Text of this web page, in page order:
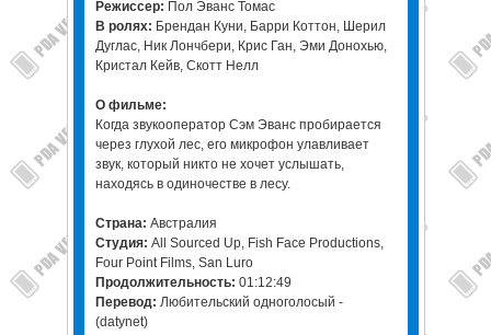
Режиссер: Пол Эванс Томас
В ролях: Брендан Куни, Барри Коттон, Шерил
Дуглас, Ник Лончбери, Крис Ган, Эми Донохью,
Кристал Кейв, Скотт Нелл
О фильме:
Когда звукооператор Сэм Эванс пробирается
через глухой лес, его микрофон улавливает
звук, который никто не хочет услышать,
находясь в одиночестве в лесу.
Страна: Австралия
Студия: All Sourced Up, Fish Face Productions,
Four Point Films, San Luro
Продолжительность: 01:12:49
Перевод: Любительский одноголосый -
(datynet)